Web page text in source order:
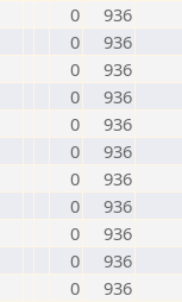
0
936
0
936
0
936
0
936
0
936
0
936
0
936
0
936
0
936
0
936
0
936